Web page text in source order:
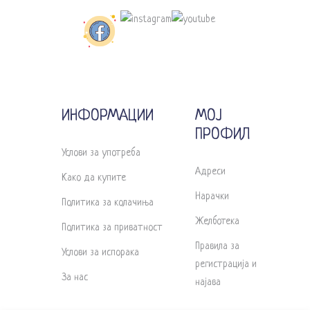
ИНФОРМАЦИИ
Услови за употреба
Како да купите
Политика за колачиња
Политика за приватност
Услови за испорака
За нас
МОЈ
ПРОФИЛ
Адреси
Нарачки
Желботека
Правила за
регистрација и
најава